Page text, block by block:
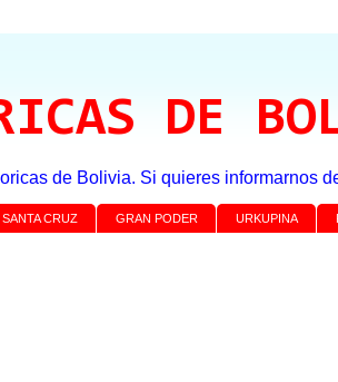
DE
de Bolivia. Si quieres informarnos
CRUZ GRAN PODER URKUPINA